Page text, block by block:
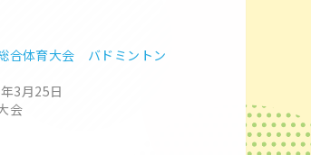
合体育大会 バドミントン
3月25日
会